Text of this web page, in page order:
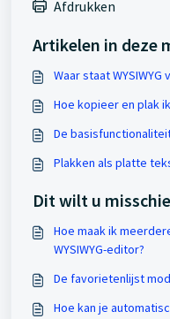
Afdrukken
Artikelen in deze
Waar staat WYSIWYG
Hoe kopieer en plak
De
Plakken als platte
Dit wilt u
Hoe maak ik
WYSIWYG-editor?
De favorietenlijst
Hoe kan je